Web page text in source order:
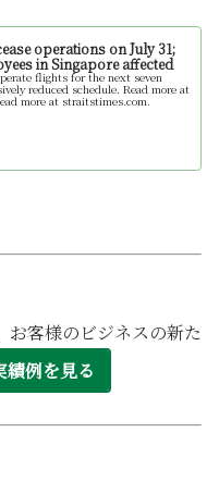
operations on July 31;
in Singapore affected
flights for the next seven
reduced schedule. Read more at
more at straitstimes.com.
お客様のビジネスの新た
績例を見る